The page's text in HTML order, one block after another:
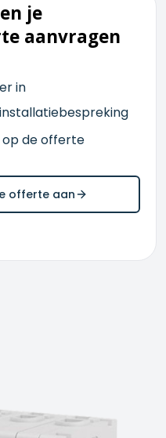
je
aanvragen
in
op de offerte
offerte aan